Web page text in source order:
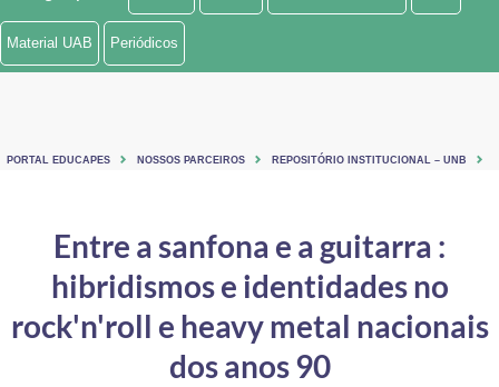
Ministério de Minas e Energia
Controladoria-Geral da União
Ministério da Mulher, da Família e dos Direitos Humanos
Material UAB Periódicos
PORTAL EDUCAPES NOSSOS PARCEIROS REPOSITÓRIO INSTITUCIONAL – UNB
Entre a sanfona e a guitarra :
hibridismos e identidades no
rock'n'roll e heavy metal nacionais
dos anos 90